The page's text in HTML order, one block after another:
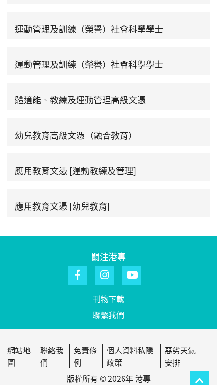
運動管理及訓練（榮譽）社會科學學士
運動管理及訓練（榮譽）社會科學學士
體適能、教練及運動管理高級文憑
幼兒教育高級文憑（融合教育）
應用教育文憑 [運動教練及管理]
應用教育文憑 [幼兒教育]
關注港專
刊物下載
聯繫我們
網站地
圖
聯絡我
們
免責條
例
個人資料私隱
政策
惡劣天氣
安排
版權所有 © 2026年 港專